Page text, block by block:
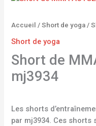
Accueil /Short de yoga /
Short de yoga
Short de
mj3934
Les shorts
par mj3934. Ces shorts